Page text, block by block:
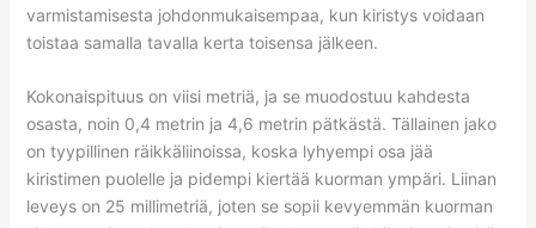
varmistamisesta johdonmukaisempaa, kun kiristys voidaan
toistaa samalla tavalla kerta toisensa jälkeen.
Kokonaispituus on viisi metriä, ja se muodostuu kahdesta
osasta, noin 0,4 metrin ja 4,6 metrin pätkästä. Tällainen jako
on tyypillinen räikkäliinoissa, koska lyhyempi osa jää
kiristimen puolelle ja pidempi kiertää kuorman ympäri. Liinan
leveys on 25 millimetriä, joten se sopii kevyemmän kuorman